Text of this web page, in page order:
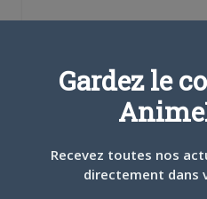
Épisode n°1,
Anima
Gardez le
Recevez toutes nos
directement dans